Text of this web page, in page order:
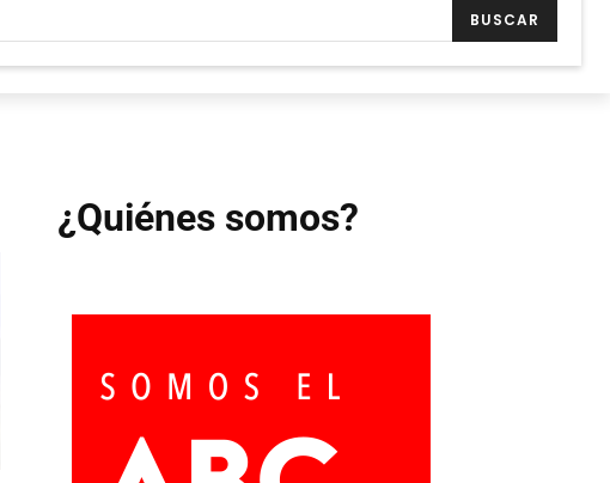
BUSCAR
¿Quiénes somos?